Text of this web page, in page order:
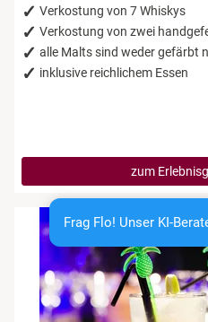
Verkostung von 7 Whiskys
Verkostung von zwei
alle Malts sind weder gefärbt
inklusive reichlichem Essen
zum
Frag Flo! Unser KI-